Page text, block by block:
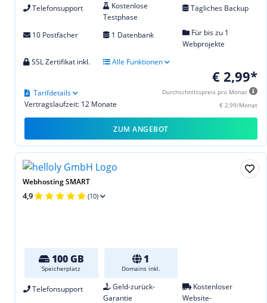
Telefonsupport
Kostenlose
Testphase
Tägliches Backup
10 Postfächer 1 Datenbank
Für bis zu 1
Webprojekte
SSL Zertifikat inkl.
Alle Funktionen
€ 2,99*
Durchschnittspreis pro Monat
€ 2,99/Monat
Vertragslaufzeit: 12 Monate
Tarifdetails
ZUM ANGEBOT
Webhosting SMART
4,9 (10)
100 GB
Speicherplatz
1
Domains inkl.
Telefonsupport
Geld-zurück-
Garantie
Kostenloser
Website-